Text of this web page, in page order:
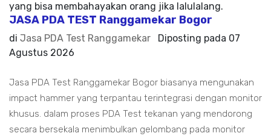
yang bisa membahayakan orang jika lalulalang.
JASA PDA TEST Ranggamekar Bogor
di Jasa PDA Test Ranggamekar Diposting pada 07
Agustus 2026
Jasa PDA Test Ranggamekar Bogor biasanya mengunakan
impact hammer yang terpantau terintegrasi dengan monitor
khusus. dalam proses PDA Test tekanan yang mendorong
secara bersekala menimbulkan gelombang pada monitor